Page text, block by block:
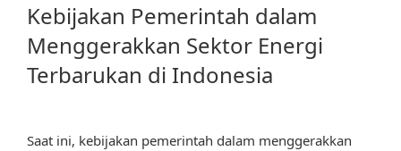
Kebijakan Pemerintah dalam
Menggerakkan Sektor Energi
Terbarukan di Indonesia
Saat ini, kebijakan pemerintah dalam menggerakkan